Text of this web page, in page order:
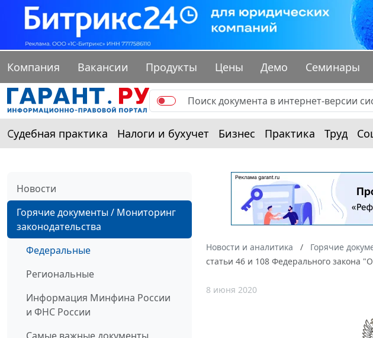
Компания Вакансии Продукты Цены Демо Семинары
Судебная практика Налоги и бухучет Бизнес Практика Труд
Новости
Горячие документы / Мониторинг
законодательства
Федеральные
Региональные
Информация Минфина России
и ФНС России
Новости и аналитика Горячие
статьи 46 и 108 Федерального закона
8 июня 2020